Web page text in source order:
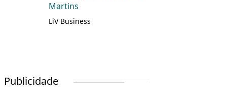
Martins
LiV Business
Publicidade